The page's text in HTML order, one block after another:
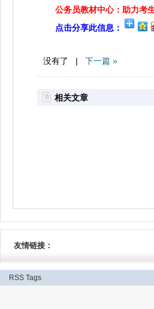
公务员教材中心：助力考
点击分享此信息：
没有了 | 下一篇 »
相关文章
友情链接：
RSS Tags